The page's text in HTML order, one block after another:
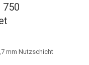
750
mm Nutzschicht